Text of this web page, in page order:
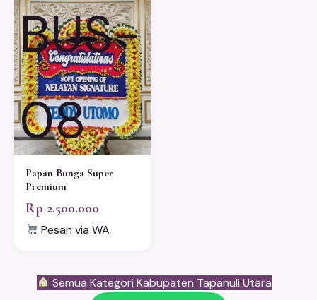
BUS-
08
Papan Bunga Super
Premium
Rp 2.500.000
Pesan via WA
Semua Kategori Kabupaten Tapanuli Utara